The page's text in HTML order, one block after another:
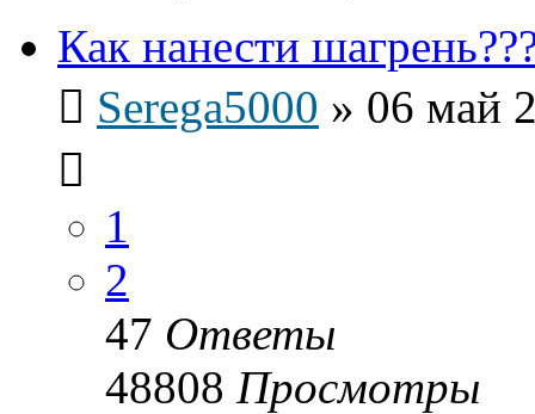
Как нанести
Serega5000 » 06 май
1
2
47 Ответы
48808 Просмотры